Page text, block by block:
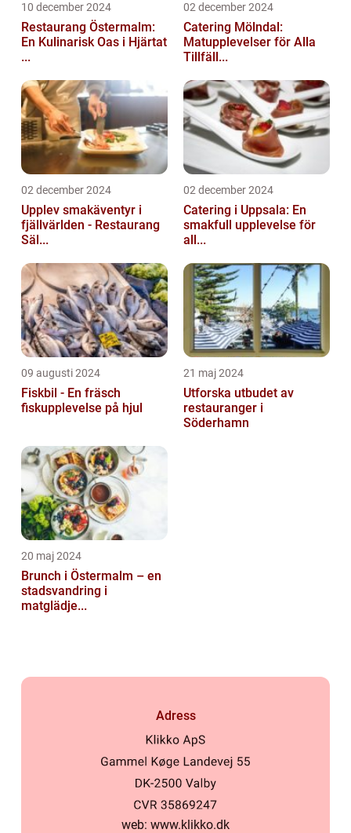
10 december 2024
Restaurang Östermalm:
En Kulinarisk Oas i Hjärtat
...
02 december 2024
Catering Mölndal:
Matupplevelser för Alla
Tillfäll...
02 december 2024
Upplev smakäventyr i
fjällvärlden - Restaurang
Säl...
02 december 2024
Catering i Uppsala: En
smakfull upplevelse för
all...
09 augusti 2024
Fiskbil - En fräsch
fiskupplevelse på hjul
21 maj 2024
Utforska utbudet av
restauranger i
Söderhamn
20 maj 2024
Brunch i Östermalm – en
stadsvandring i
matglädje...
Adress
web: www.klikko.dk